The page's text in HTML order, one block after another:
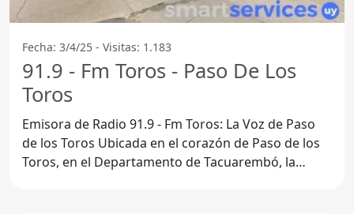
Fecha: 3/4/25 - Visitas: 1.183
91.9 - Fm Toros - Paso De Los
Toros
Emisora de Radio 91.9 - Fm Toros: La Voz de Paso
de los Toros Ubicada en el corazón de Paso de los
Toros, en el Departamento de Tacuarembó, la